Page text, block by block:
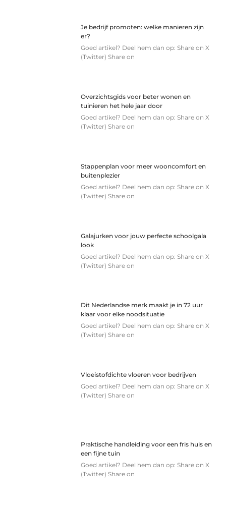
Je bedrijf promoten: welke manieren zijn
er?
Goed artikel? Deel hem dan op: Share on X
(Twitter) Share on
Overzichtsgids voor beter wonen en
tuinieren het hele jaar door
Goed artikel? Deel hem dan op: Share on X
(Twitter) Share on
Stappenplan voor meer wooncomfort en
buitenplezier
Goed artikel? Deel hem dan op: Share on X
(Twitter) Share on
Galajurken voor jouw perfecte schoolgala
look
Goed artikel? Deel hem dan op: Share on X
(Twitter) Share on
Dit Nederlandse merk maakt je in 72 uur
klaar voor elke noodsituatie
Goed artikel? Deel hem dan op: Share on X
(Twitter) Share on
Vloeistofdichte vloeren voor bedrijven
Goed artikel? Deel hem dan op: Share on X
(Twitter) Share on
Praktische handleiding voor een fris huis en
een fijne tuin
Goed artikel? Deel hem dan op: Share on X
(Twitter) Share on